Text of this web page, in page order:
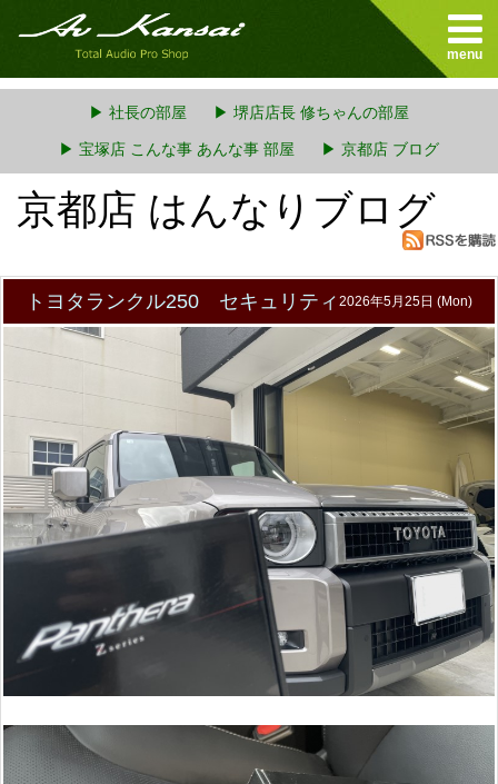
menu
▶ 社長の部屋 ▶ 堺店店長 修ちゃんの部屋
▶ 宝塚店 こんな事 あんな事 部屋 ▶ 京都店 ブログ
京都店 はんなりブログ
トヨタランクル250 セキュリティ 2026年5月25日 (Mon)